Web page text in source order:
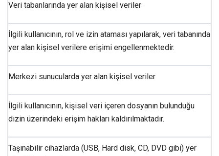
Veri tabanlarında yer alan kişisel veriler
İlgili kullanıcının, rol ve izin ataması yapılarak, veri tabanında
yer alan kişisel verilere erişimi engellenmektedir.
Merkezi sunucularda yer alan kişisel veriler
İlgili kullanıcının, kişisel veri içeren dosyanın bulunduğu
dizin üzerindeki erişim hakları kaldırılmaktadır.
Taşınabilir cihazlarda (USB, Hard disk, CD, DVD gibi) yer